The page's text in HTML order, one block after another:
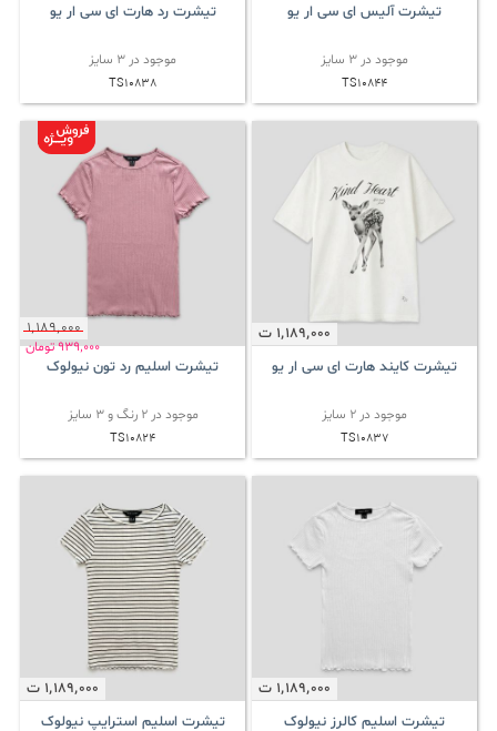
تیشرت آلیس ای سی ار یو
موجود در 3 سایز
TS10844
تیشرت رد هارت ای سی ار یو
موجود در 3 سایز
TS10838
1٬189٬000 ت
تیشرت کایند هارت ای سی ار یو
موجود در 2 سایز
TS10837
1٬189٬000
939٬000تومان
تیشرت اسلیم رد تون نیولوک
موجود در 2 رنگ و 3 سایز
TS10824
1٬189٬000 ت
تیشرت اسلیم کالرز نیولوک
1٬189٬000 ت
تیشرت اسلیم استرایپ نیولوک